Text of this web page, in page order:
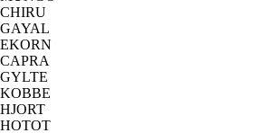
CHIRU
GAYAL
EKORN
CAPRA
GYLTE
KOBBE
HJORT
HOTOT